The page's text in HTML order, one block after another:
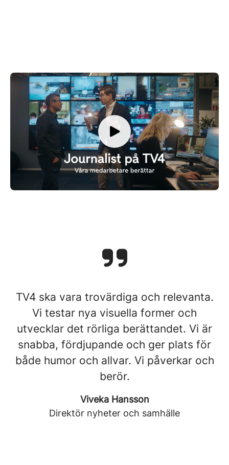
TV4 ska vara trovärdiga och relevanta.
Vi testar nya visuella former och
utvecklar det rörliga berättandet. Vi är
snabba, fördjupande och ger plats för
både humor och allvar. Vi påverkar och
berör.
Viveka Hansson
Direktör nyheter och samhälle